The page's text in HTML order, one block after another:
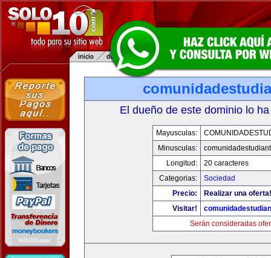
El dueño de este dominio lo
Mayusculas:
Minusculas:
Longitud:
20 caracteres
Categorias:
Sociedad
Precio:
Realizar una oferta!
Visitar!
Serán consideradas